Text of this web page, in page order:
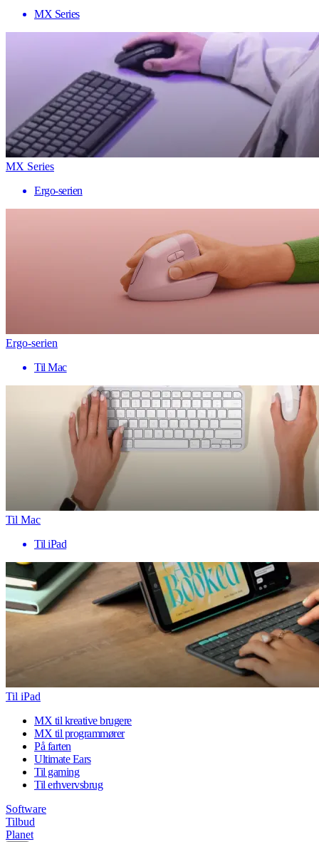
MX Series
MX Series
Ergo-serien
Ergo-serien
Til Mac
Til Mac
Til iPad
Til iPad
MX til kreative brugere
MX til programmører
På farten
Ultimate Ears
Til gaming
Til erhvervsbrug
Software
Tilbud
Planet